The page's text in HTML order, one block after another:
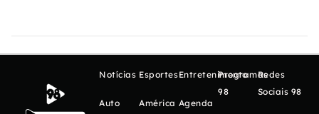
Notícias
Auto
Esportes
América
Entretenimento
Agenda
Programas
98
Redes
Sociais 98